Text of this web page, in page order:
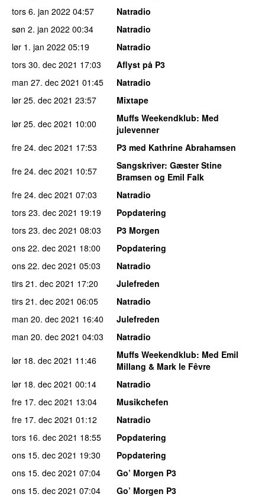
tors 6. jan 2022 04:57
Natradio
søn 2. jan 2022 00:34
Natradio
lør 1. jan 2022 05:19
Natradio
tors 30. dec 2021 17:03
Aflyst på P3
man 27. dec 2021 01:45
Natradio
lør 25. dec 2021 23:57
Mixtape
lør 25. dec 2021 10:00 Muffs Weekendklub: Med
julevenner
fre 24. dec 2021 17:53
P3 med Kathrine Abrahamsen
fre 24. dec 2021 10:57 Sangskriver: Gæster Stine
Bramsen og Emil Falk
fre 24. dec 2021 07:03
Natradio
tors 23. dec 2021 19:19
Popdatering
tors 23. dec 2021 08:03
P3 Morgen
ons 22. dec 2021 18:00
Popdatering
ons 22. dec 2021 05:03
Natradio
tirs 21. dec 2021 17:20
Julefreden
tirs 21. dec 2021 06:05
Natradio
man 20. dec 2021 16:40
Julefreden
man 20. dec 2021 04:03
Natradio
lør 18. dec 2021 11:46 Muffs Weekendklub: Med Emil
Millang & Mark le Fêvre
lør 18. dec 2021 00:14
Natradio
fre 17. dec 2021 13:04
Musikchefen
fre 17. dec 2021 01:12
Natradio
tors 16. dec 2021 18:55
Popdatering
ons 15. dec 2021 19:30
Popdatering
ons 15. dec 2021 07:04
Go’ Morgen P3
ons 15. dec 2021 07:04
Go’ Morgen P3